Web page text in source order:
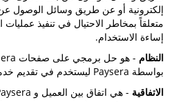
إلكترونية أو عن طريق وسائل الوصول
متعلقاً بمخاطر الاحتيال في تنفيذ
إساءة الاستخدام.
النظام
بواسطة Paysera ليستخدم في تقديم خدمات Paysera.
الاتفاقية